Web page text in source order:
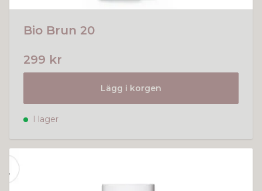
Bio Brun 20
299 kr
Lägg i korgen
I lager